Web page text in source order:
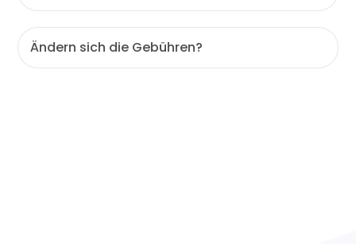
Ändern sich die Gebühren?